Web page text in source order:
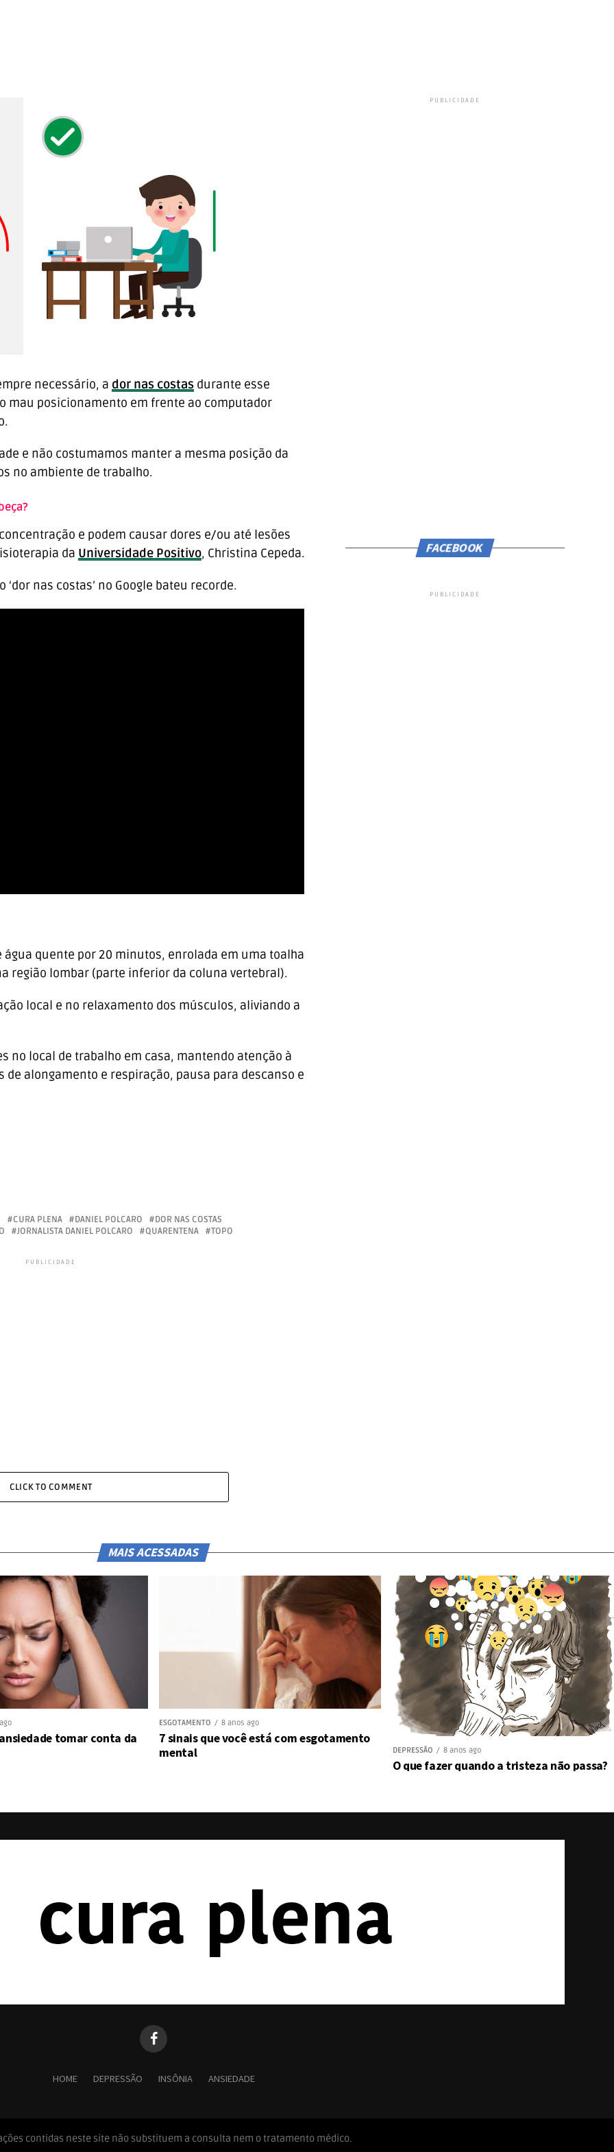
necessário, a dor nas costas durante esse
mau posicionamento em frente ao computador
e não costumamos manter a mesma posição da
no ambiente de trabalho.
e podem causar dores e/ou até lesões
da Universidade Positivo, Christina Cepeda.
nas costas’ no Google bateu recorde.
água quente por 20 minutos, enrolada em uma toalha
região lombar (parte inferior da coluna vertebral).
local e no relaxamento dos músculos, aliviando a
no local de trabalho em casa, mantendo atenção à
de alongamento e respiração, pausa para descanso e
CURA PLENA DANIEL POLCARO
DOR NAS COSTAS
JORNALISTA DANIEL POLCARO QUARENTENA TOPO
PUBLICIDADE
CLICK TO COMMENT
PUBLICIDADE
FACEBOOK
PUBLICIDADE
MAIS ACESSADAS
tomar conta da
ESGOTAMENTO 8 anos ago
7 sinais que você está com esgotamento
mental
DEPRESSÃO 8 anos ago
O que fazer quando a tristeza não passa?
HOME DEPRESSÃO INSÔNIA ANSIEDADE
contidas neste site não substituem a consulta nem o tratamento médico.